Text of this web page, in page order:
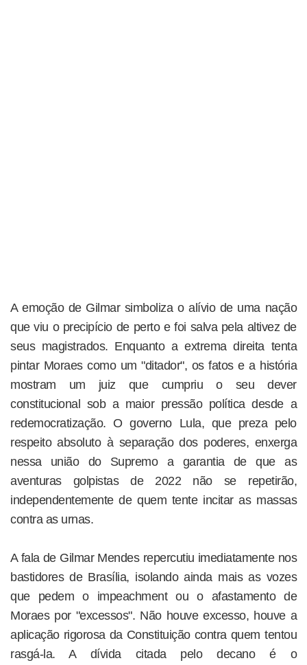
A emoção de Gilmar simboliza o alívio de uma nação
que viu o precipício de perto e foi salva pela altivez de
seus magistrados. Enquanto a extrema direita tenta
pintar Moraes como um "ditador", os fatos e a história
mostram um juiz que cumpriu o seu dever
constitucional sob a maior pressão política desde a
redemocratização. O governo Lula, que preza pelo
respeito absoluto à separação dos poderes, enxerga
nessa união do Supremo a garantia de que as
aventuras golpistas de 2022 não se repetirão,
independentemente de quem tente incitar as massas
contra as urnas.
A fala de Gilmar Mendes repercutiu imediatamente nos
bastidores de Brasília, isolando ainda mais as vozes
que pedem o impeachment ou o afastamento de
Moraes por "excessos". Não houve excesso, houve a
aplicação rigorosa da Constituição contra quem tentou
rasgá-la. A dívida citada pelo decano é o